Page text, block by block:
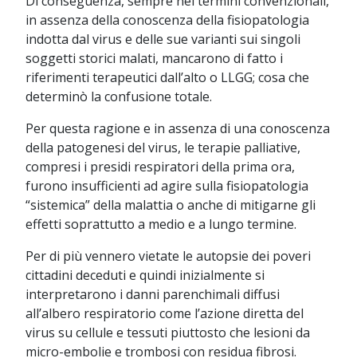
in assenza della conoscenza della fisiopatologia
indotta dal virus e delle sue varianti sui singoli
soggetti storici malati, mancarono di fatto i
riferimenti terapeutici dall’alto o LLGG; cosa che
determinò la confusione totale.
Per questa ragione e in assenza di una conoscenza
della patogenesi del virus, le terapie palliative,
compresi i presidi respiratori della prima ora,
furono insufficienti ad agire sulla fisiopatologia
“sistemica” della malattia o anche di mitigarne gli
effetti soprattutto a medio e a lungo termine.
Per di più vennero vietate le autopsie dei poveri
cittadini deceduti e quindi inizialmente si
interpretarono i danni parenchimali diffusi
all’albero respiratorio come l’azione diretta del
virus su cellule e tessuti piuttosto che lesioni da
micro-embolie e trombosi con residua fibrosi.